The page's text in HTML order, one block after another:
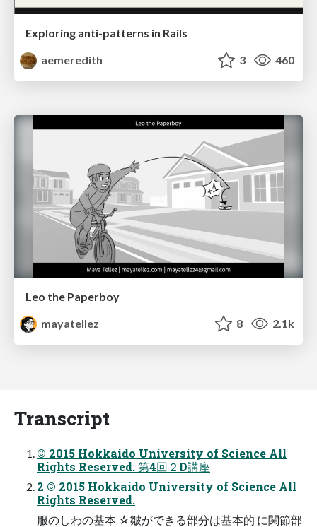
Exploring anti-patterns in Rails
aemeredith
3 460
Leo the Paperboy
mayatellez
8 2.1k
Transcript
© 2015 Hokkaido University of Science All
Rights Reserved. 第4回２D講座
2 © 2015 Hokkaido University of Science All
Rights Reserved.
服のしわの基本 ☆皺ができる部分は基本的 に関節部